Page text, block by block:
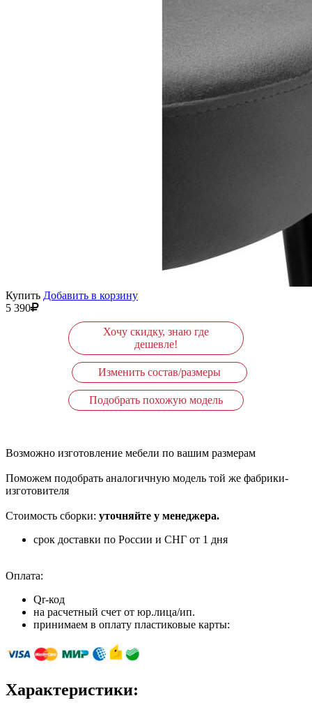
Купить Добавить в корзину
5 390
Хочу скидку, знаю где
дешевле!
Изменить состав/размеры
Подобрать похожую модель
Возможно изготовление мебели по вашим размерам
Поможем подобрать аналогичную модель той же фабрики-
изготовителя
Стоимость сборки: уточняйте у менеджера.
срок доставки по России и СНГ от 1 дня
Оплата:
Qr-код
на расчетный счет от юр.лица/ип.
принимаем в оплату пластиковые карты:
Характеристики: